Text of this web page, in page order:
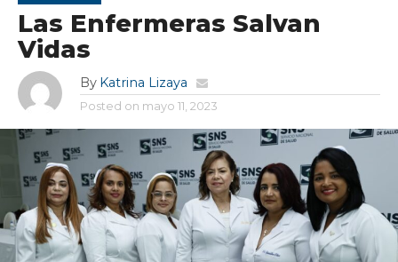
Las Enfermeras Salvan
Vidas
By Katrina Lizaya
Posted on mayo 11, 2023